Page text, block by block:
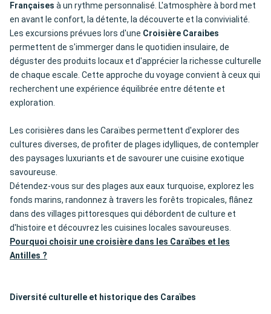
Françaises à un rythme personnalisé. L'atmosphère à bord met
en avant le confort, la détente, la découverte et la convivialité.
Les excursions prévues lors d'une Croisière Caraibes
permettent de s'immerger dans le quotidien insulaire, de
déguster des produits locaux et d'apprécier la richesse culturelle
de chaque escale. Cette approche du voyage convient à ceux qui
recherchent une expérience équilibrée entre détente et
exploration.
Les corisières dans les Caraïbes permettent d'explorer des
cultures diverses, de profiter de plages idylliques, de contempler
des paysages luxuriants et de savourer une cuisine exotique
savoureuse.
Détendez-vous sur des plages aux eaux turquoise, explorez les
fonds marins, randonnez à travers les forêts tropicales, flânez
dans des villages pittoresques qui débordent de culture et
d'histoire et découvrez les cuisines locales savoureuses.
Pourquoi choisir une croisière dans les Caraïbes et les
Antilles ?
Diversité culturelle et historique des Caraïbes